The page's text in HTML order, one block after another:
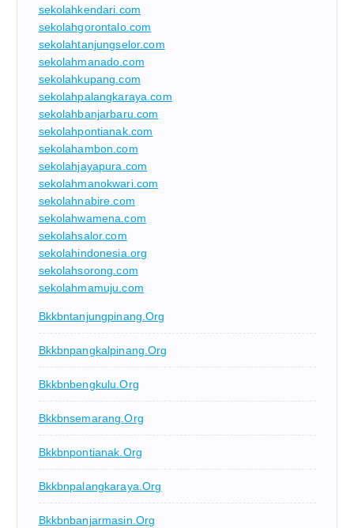
sekolahkendari.com
sekolahgorontalo.com
sekolahtanjungselor.com
sekolahmanado.com
sekolahkupang.com
sekolahpalangkaraya.com
sekolahbanjarbaru.com
sekolahpontianak.com
sekolahambon.com
sekolahjayapura.com
sekolahmanokwari.com
sekolahnabire.com
sekolahwamena.com
sekolahsalor.com
sekolahindonesia.org
sekolahsorong.com
sekolahmamuju.com
Bkkbntanjungpinang.org
Bkkbnpangkalpinang.org
Bkkbnbengkulu.org
Bkkbnsemarang.org
Bkkbnpontianak.org
Bkkbnpalangkaraya.org
Bkkbnbanjarmasin.org